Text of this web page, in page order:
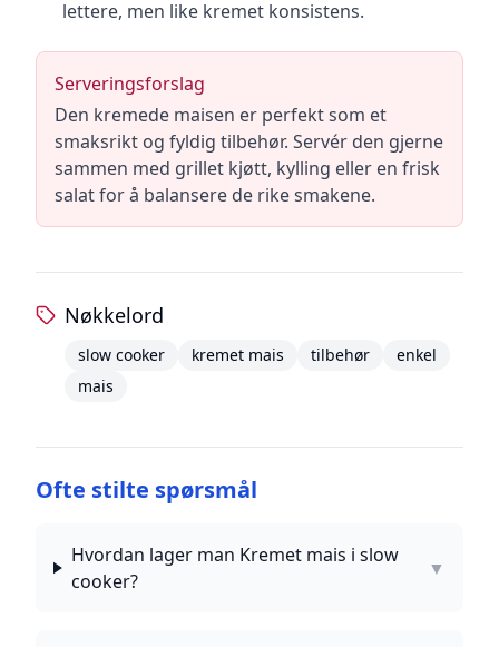
lettere, men like kremet konsistens.
Serveringsforslag
Den kremede maisen er perfekt som et
smaksrikt og fyldig tilbehør. Servér den gjerne
sammen med grillet kjøtt, kylling eller en frisk
salat for å balansere de rike smakene.
Nøkkelord
slow cooker kremet mais tilbehør
enkel
mais
Ofte stilte spørsmål
Hvordan lager man Kremet mais i slow
cooker?
▼